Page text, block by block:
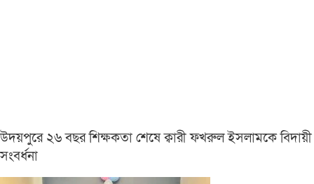
উদয়পুরে ২৬ বছর শিক্ষকতা শেষে ক্বারী ফখরুল ইসলামকে বিদায়ী
সংবর্ধনা